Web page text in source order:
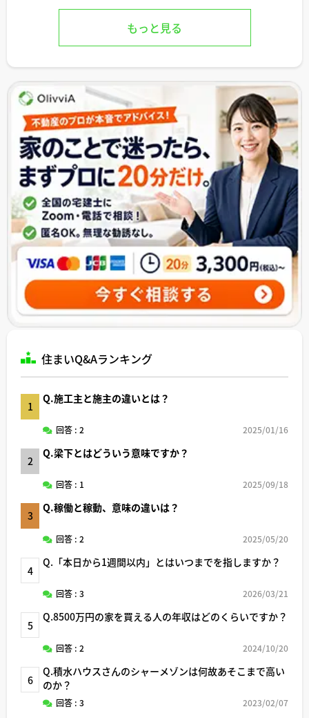
もっと見る
住まいQ&Aランキング
1
Q.施工主と施主の違いとは？
回答 : 2 2025/01/16
2
Q.梁下とはどういう意味ですか？
回答 : 1 2025/09/18
3
Q.稼働と稼動、意味の違いは？
回答 : 2 2025/05/20
4
Q.「本日から1週間以内」とはいつまでを指しますか？
回答 : 3 2026/03/21
5
Q.8500万円の家を買える人の年収はどのくらいですか？
回答 : 2 2024/10/20
6
Q.積水ハウスさんのシャーメゾンは何故あそこまで高い
のか？
回答 : 3 2023/02/07